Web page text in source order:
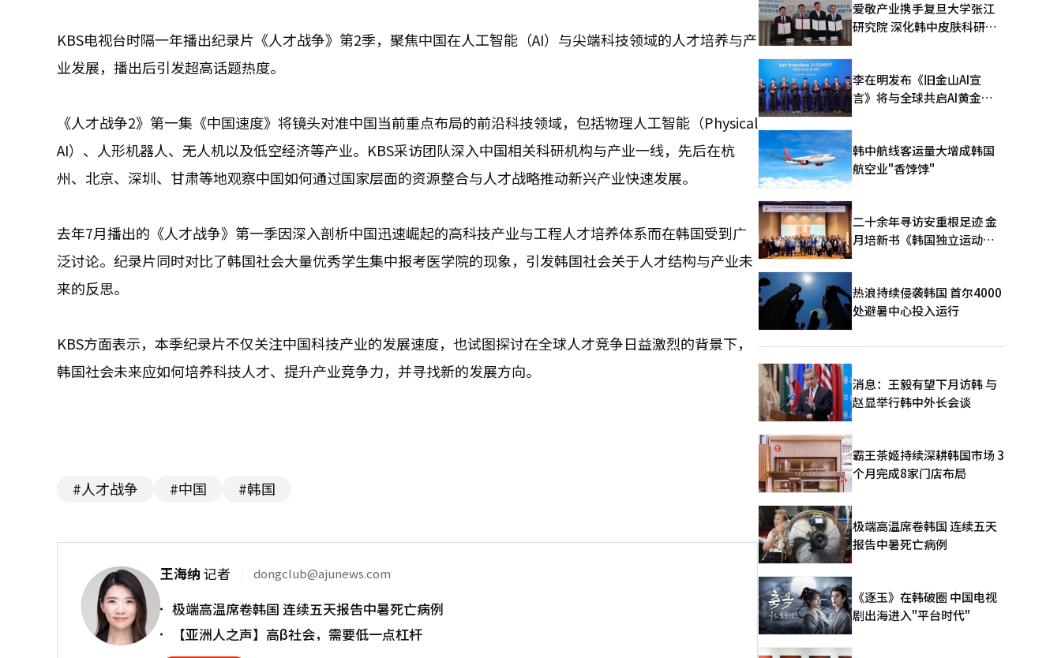
KBS电视台时隔一年播出纪录片《人才战争》第2季，聚焦中国在人工智能（AI）与尖端科技领域的人才培养与产
业发展，播出后引发超高话题热度。
《人才战争2》第一集《中国速度》将镜头对准中国当前重点布局的前沿科技领域，包括物理人工智能（Physical
AI）、人形机器人、无人机以及低空经济等产业。KBS采访团队深入中国相关科研机构与产业一线，先后在杭
州、北京、深圳、甘肃等地观察中国如何通过国家层面的资源整合与人才战略推动新兴产业快速发展。
去年7月播出的《人才战争》第一季因深入剖析中国迅速崛起的高科技产业与工程人才培养体系而在韩国受到广
泛讨论。纪录片同时对比了韩国社会大量优秀学生集中报考医学院的现象，引发韩国社会关于人才结构与产业未
来的反思。
KBS方面表示，本季纪录片不仅关注中国科技产业的发展速度，也试图探讨在全球人才竞争日益激烈的背景下，
韩国社会未来应如何培养科技人才、提升产业竞争力，并寻找新的发展方向。
#人才战争 #中国 #韩国
王海纳 记者 dongclub@ajunews.com
极端高温席卷韩国 连续五天报告中暑死亡病例
【亚洲人之声】高β社会，需要低一点杠杆
爱敬产业携手复旦大学张江
研究院 深化韩中皮肤科研合
李在明发布《旧金山AI宣
言》将与全球共启AI黄金时
韩中航线客运量大增成韩国
航空业"香饽饽"
二十余年寻访安重根足迹 金
月培新书《韩国独立运动圣
热浪持续侵袭韩国 首尔4000
处避暑中心投入运行
消息：王毅有望下月访韩 与
赵显举行韩中外长会谈
霸王茶姬持续深耕韩国市场 3
个月完成8家门店布局
极端高温席卷韩国 连续五天
报告中暑死亡病例
《逐玉》在韩破圈 中国电视
剧出海进入"平台时代"